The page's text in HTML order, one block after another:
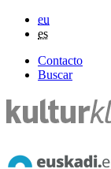
eu
es
Contacto
Buscar